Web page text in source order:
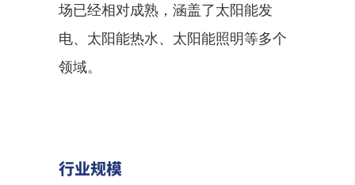
场已经相对成熟，涵盖了太阳能发
电、太阳能热水、太阳能照明等多个
领域。
行业规模